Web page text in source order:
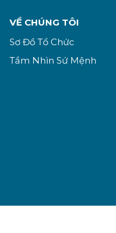
VỀ CHÚNG TÔI
Sơ Đồ Tổ Chức
Tầm Nhìn Sứ Mệnh